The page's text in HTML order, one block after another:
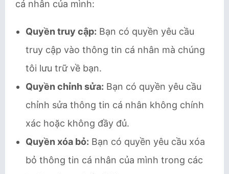
cá nhân của mình:
Quyền truy cập: Bạn có quyền yêu cầu
truy cập vào thông tin cá nhân mà chúng
tôi lưu trữ về bạn.
Quyền chỉnh sửa: Bạn có quyền yêu cầu
chỉnh sửa thông tin cá nhân không chính
xác hoặc không đầy đủ.
Quyền xóa bỏ: Bạn có quyền yêu cầu xóa
bỏ thông tin cá nhân của mình trong các